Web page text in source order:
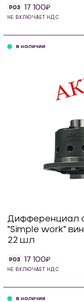
РОЗ 17 100
НЕ ВКЛЮЧАЕТ НДС
в наличии
Дифференциал
"Simple work"
22 шл
РОЗ 17 100
НЕ ВКЛЮЧАЕТ НДС
в наличии